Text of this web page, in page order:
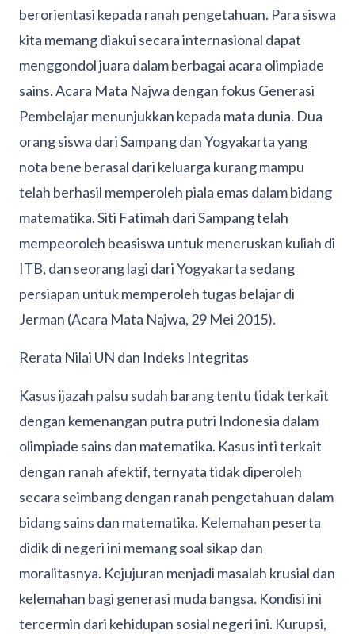
berorientasi kepada ranah pengetahuan. Para siswa
kita memang diakui secara internasional dapat
menggondol juara dalam berbagai acara olimpiade
sains. Acara Mata Najwa dengan fokus Generasi
Pembelajar menunjukkan kepada mata dunia. Dua
orang siswa dari Sampang dan Yogyakarta yang
nota bene berasal dari keluarga kurang mampu
telah berhasil memperoleh piala emas dalam bidang
matematika. Siti Fatimah dari Sampang telah
mempeoroleh beasiswa untuk meneruskan kuliah di
ITB, dan seorang lagi dari Yogyakarta sedang
persiapan untuk memperoleh tugas belajar di
Jerman (Acara Mata Najwa, 29 Mei 2015).
Rerata Nilai UN dan Indeks Integritas
Kasus ijazah palsu sudah barang tentu tidak terkait
dengan kemenangan putra putri Indonesia dalam
olimpiade sains dan matematika. Kasus inti terkait
dengan ranah afektif, ternyata tidak diperoleh
secara seimbang dengan ranah pengetahuan dalam
bidang sains dan matematika. Kelemahan peserta
didik di negeri ini memang soal sikap dan
moralitasnya. Kejujuran menjadi masalah krusial dan
kelemahan bagi generasi muda bangsa. Kondisi ini
tercermin dari kehidupan sosial negeri ini. Kurupsi,